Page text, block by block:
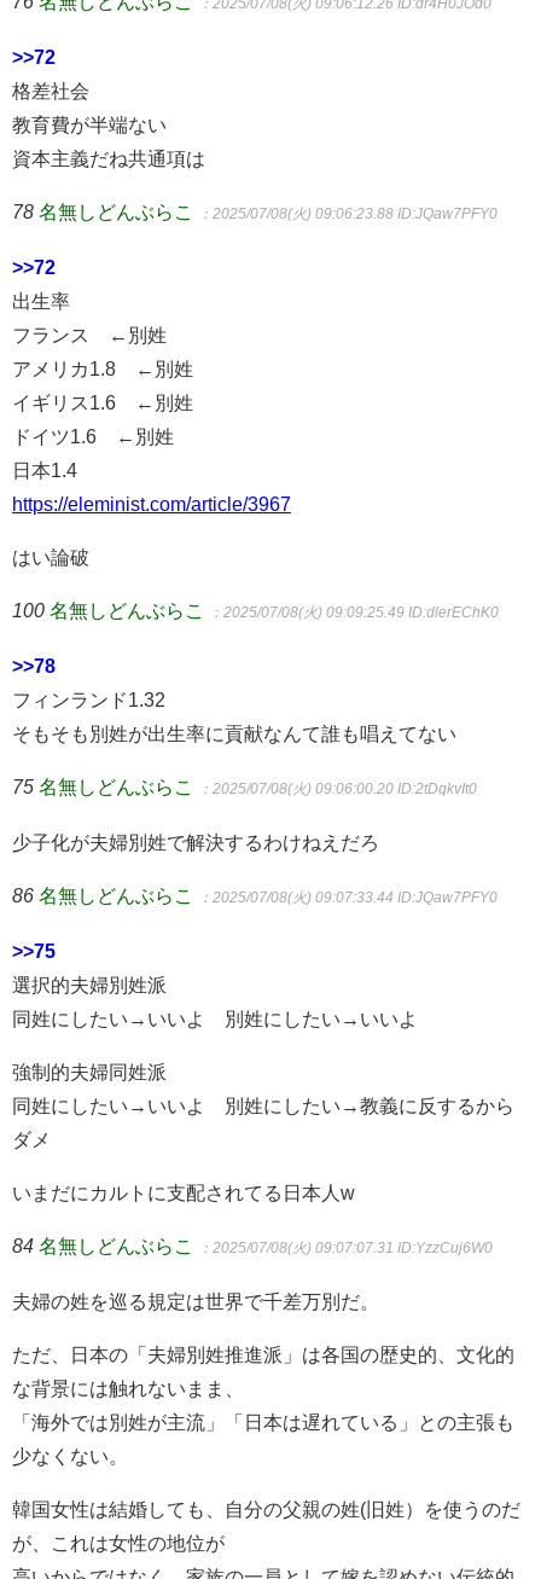
：2025/07/08(火) 09:06:12.26 ID:dr4H0JOd0
>>72
格差社会
教育費が半端ない
資本主義だね共通項は
78 名無しどんぶらこ ：2025/07/08(火) 09:06:23.88 ID:JQaw7PFY0
>>72
出生率
フランス ←別姓
アメリカ1.8 ←別姓
イギリス1.6 ←別姓
ドイツ1.6 ←別姓
日本1.4
https://eleminist.com/article/3967
はい論破
100 名無しどんぶらこ ：2025/07/08(火) 09:09:25.49 ID:dlerEChK0
>>78
フィンランド1.32
そもそも別姓が出生率に貢献なんて誰も唱えてない
75 名無しどんぶらこ ：2025/07/08(火) 09:06:00.20 ID:2tDqkvIt0
少子化が夫婦別姓で解決するわけねえだろ
86 名無しどんぶらこ ：2025/07/08(火) 09:07:33.44 ID:JQaw7PFY0
>>75
選択的夫婦別姓派
同姓にしたい→いいよ 別姓にしたい→いいよ
強制的夫婦同姓派
同姓にしたい→いいよ 別姓にしたい→教義に反するから
ダメ
いまだにカルトに支配されてる日本人w
84 名無しどんぶらこ ：2025/07/08(火) 09:07:07.31 ID:YzzCuj6W0
夫婦の姓を巡る規定は世界で千差万別だ。
ただ、日本の「夫婦別姓推進派」は各国の歴史的、文化的
な背景には触れないまま、
「海外では別姓が主流」「日本は遅れている」との主張も
少なくない。
韓国女性は結婚しても、自分の父親の姓(旧姓）を使うのだ
が、これは女性の地位が